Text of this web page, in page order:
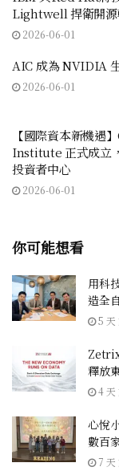
Lightwell 捍衛開源
2026-06-01
AIC 成為 NVIDIA
2026-06-01
【國際資本新機
Institute 正式成立
投資者中心
2026-06-01
你可能想看
用科
造全
5 天
釋放
4 天
心悅
數百
7 天